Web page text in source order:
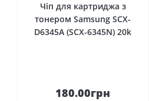
Чіп для картриджа з
тонером Samsung SCX-
D6345A (SCX-6345N) 20k
180.00грн